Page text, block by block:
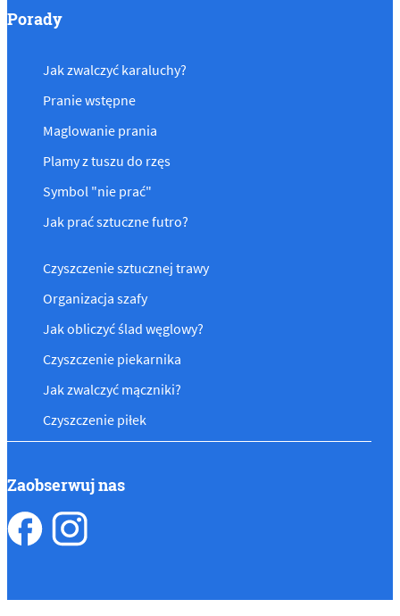
Porady
Jak zwalczyć karaluchy?
Pranie wstępne
Maglowanie prania
Plamy z tuszu do rzęs
Symbol "nie prać"
Jak prać sztuczne futro?
Czyszczenie sztucznej trawy
Organizacja szafy
Jak obliczyć ślad węglowy?
Czyszczenie piekarnika
Jak zwalczyć mączniki?
Czyszczenie piłek
Zaobserwuj nas